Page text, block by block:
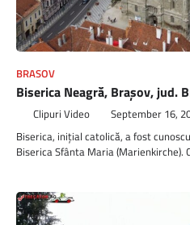
BRASOV
Biserica Neagră, Brașov, jud.
Clipuri Video September 16,
Biserica, inițial catolică, a fost
Biserica Sfânta Maria